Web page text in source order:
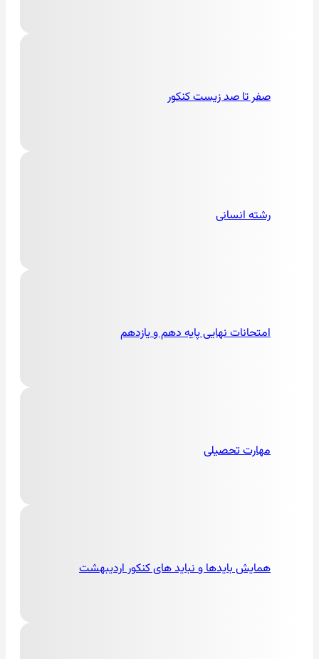
صفر تا صد زیست کنکور
رشته انسانی
امتحانات نهایی پایه دهم و یازدهم
مهارت تحصیلی
همایش بایدها و نباید های کنکور اردیبهشت